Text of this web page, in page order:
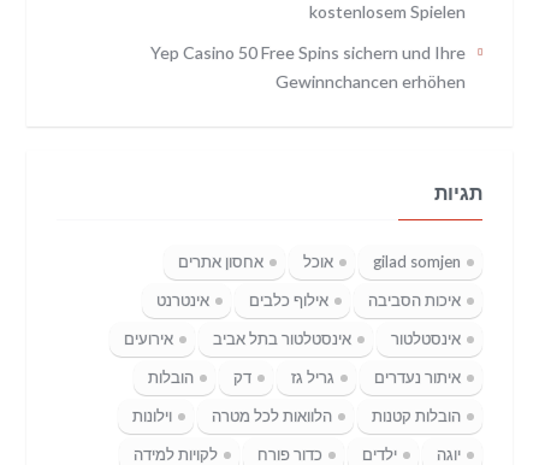
kostenlosem Spielen
Yep Casino 50 Free Spins sichern und Ihre
Gewinnchancen erhöhen
תגיות
gilad somjen אוכל
אחסון אתרים
איכות הסביבה
אילוף כלבים
אינטרנט
אינסטלטור
אינסטלטור בתל אביב
אירועים
איתור נעדרים
גריל גז דק
הובלות
הובלות קטנות
הלוואות לכל מטרה
וילונות
יוגה
ילדים כדור פורח
לקויות למידה